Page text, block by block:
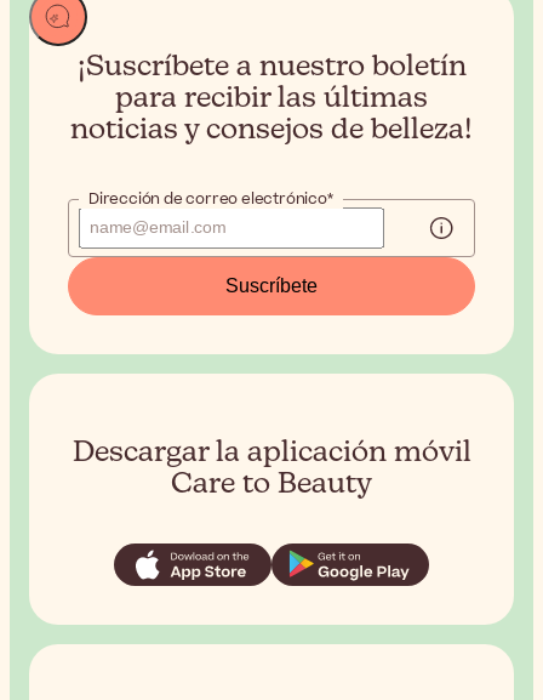
¡Suscríbete a nuestro boletín
para recibir las últimas
noticias y consejos de belleza!
Dirección de correo electrónico*
Suscríbete
Descargar la aplicación móvil
Care to Beauty